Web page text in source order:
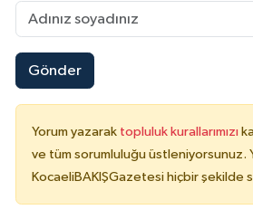
Gönder
Yorum yazarak topluluk kurallarımızı
ve tüm sorumluluğu üstleniyorsunuz.
KocaeliBAKIŞGazetesi hiçbir şekilde